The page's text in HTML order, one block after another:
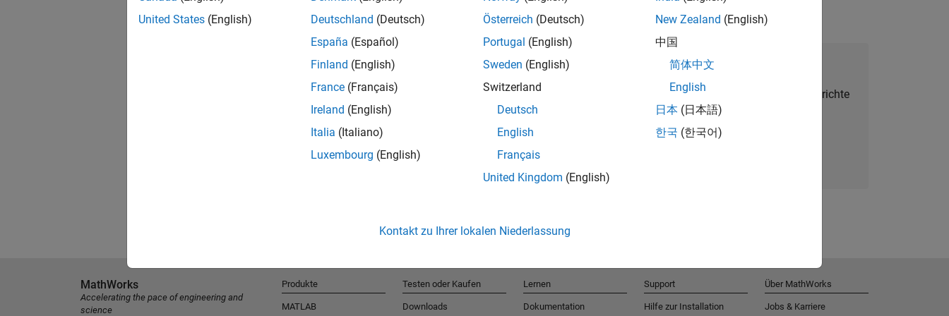
Talent Network beitreten
Erhalten Sie personalisierte Stellenangebote, Berichte
und Unternehmensneuigkeiten.
United States (English)
Deutschland (Deutsch)
España (Español)
Finland (English)
France (Français)
Ireland (English)
Italia (Italiano)
Luxembourg (English)
Österreich (Deutsch)
Portugal (English)
Sweden (English)
Switzerland
Deutsch
English
Français
United Kingdom (English)
New Zealand (English)
中国
简体中文
English
日本 (日本語)
한국 (한국어)
Kontakt zu Ihrer lokalen Niederlassung
MathWorks
Accelerating the pace of engineering and
science
Produkte
MATLAB
Testen oder Kaufen
Downloads
Lernen
Dokumentation
Support
Hilfe zur Installation
Über MathWorks
Jobs & Karriere